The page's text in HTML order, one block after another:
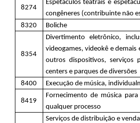
8274
Espetáculos teatrais e
congêneres (contribuinte não
8320
Boliche
8354
Divertimento eletrônico,
videogames, videokê e
outros dispositivos, serviços
centers e parques de diversões
8400
Execução de música,
8419
Fornecimento de música
qualquer processo
Serviços de distribuição e